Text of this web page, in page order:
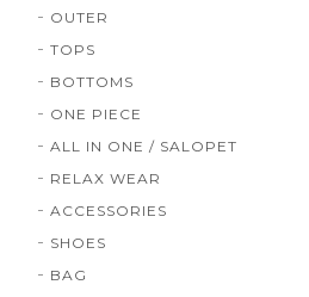
OUTER
TOPS
BOTTOMS
ONE PIECE
ALL IN ONE / SALOPET
RELAX WEAR
ACCESSORIES
SHOES
BAG